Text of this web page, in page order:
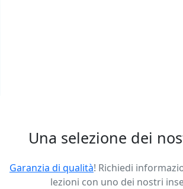
Una selezione dei
Garanzia di qualità! Richiedi
lezioni con uno dei nostri